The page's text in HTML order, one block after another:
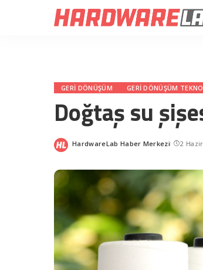
GERI DÖNÜŞÜM GERI DÖNÜŞÜM
Doğtaş su
Posted
HardwareLab Haber Merkezi 2